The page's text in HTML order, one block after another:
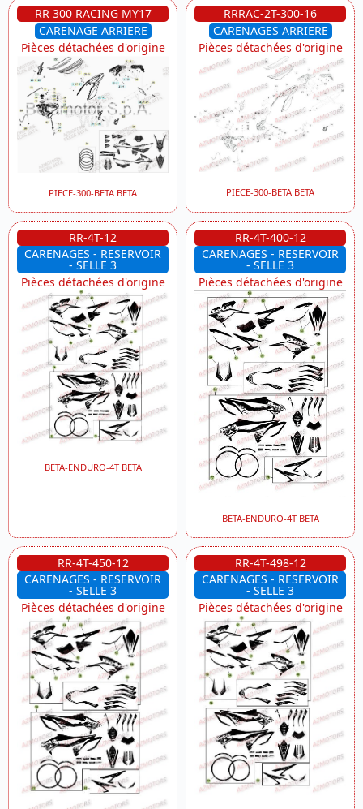
RR 300 RACING MY17
CARENAGE ARRIERE
Pièces détachées d'origine
PIECE-300-BETA BETA
RRRAC-2T-300-16
CARENAGES ARRIERE
Pièces détachées d'origine
PIECE-300-BETA BETA
RR-4T-12
CARENAGES - RESERVOIR
- SELLE 3
Pièces détachées d'origine
BETA-ENDURO-4T BETA
RR-4T-400-12
CARENAGES - RESERVOIR
- SELLE 3
Pièces détachées d'origine
BETA-ENDURO-4T BETA
RR-4T-450-12
CARENAGES - RESERVOIR
- SELLE 3
Pièces détachées d'origine
RR-4T-498-12
CARENAGES - RESERVOIR
- SELLE 3
Pièces détachées d'origine